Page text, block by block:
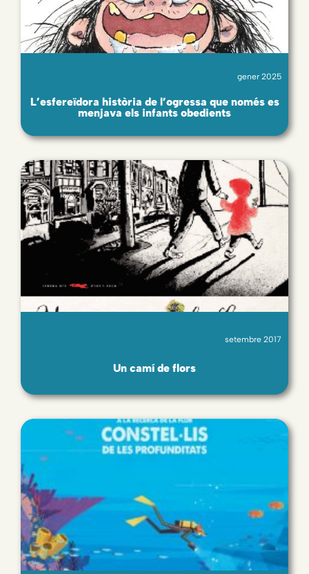
gener 2025
L’esfereïdora història de l’ogressa que només es
menjava els infants obedients
setembre 2017
Un camí de flors